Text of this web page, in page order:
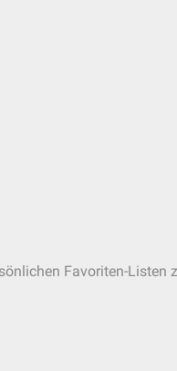
Favoriten-Listen